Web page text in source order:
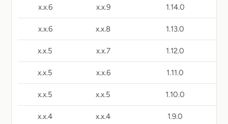
1.14.0
9.x.x
6.x.x
1.13.0
8.x.x
6.x.x
1.12.0
7.x.x
5.x.x
1.11.0
6.x.x
5.x.x
1.10.0
5.x.x
5.x.x
1.9.0
4.x.x
4.x.x